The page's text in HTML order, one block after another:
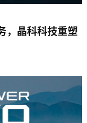
，晶科科技重塑